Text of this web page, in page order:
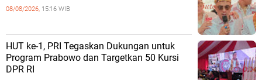
08/08/2026, 15:16 WIB
HUT ke-1, PRI Tegaskan Dukungan untuk
Program Prabowo dan Targetkan 50 Kursi
DPR RI